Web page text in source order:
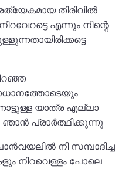
തിരിവിൽ
എന്നും നിന്റെ
യാത്ര എല്ലാ
ഞാൻ പ്രാർത്ഥിക്കുന്നു
നീ സമ്പാദിച്ച
നിറവെള്ളം പോലെ